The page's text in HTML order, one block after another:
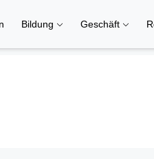
Bildung Geschäft